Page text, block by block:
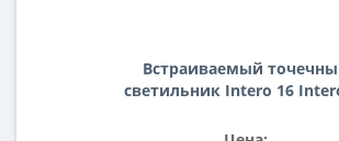
Встраиваемый
светильник Intero 16